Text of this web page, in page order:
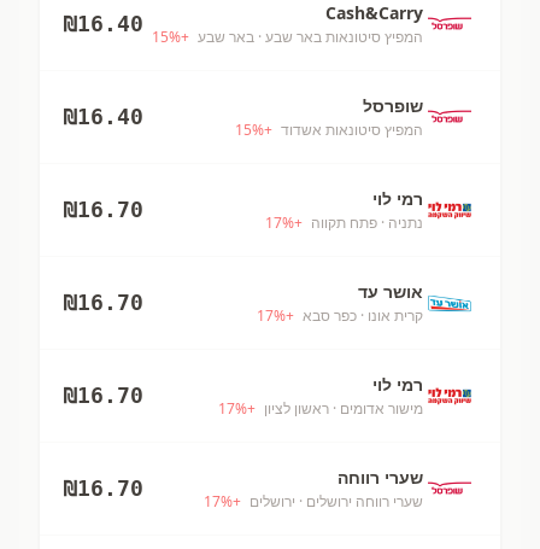
Cash&Carry
המפיץ סיטונאות באר שבע · באר שבע +
15%
₪16.40
שופרסל
המפיץ סיטונאות אשדוד +
15%
₪16.40
רמי לוי
נתניה · פתח תקווה +
17%
₪16.70
אושר עד
קרית אונו · כפר סבא +
17%
₪16.70
רמי לוי
מישור אדומים · ראשון לציון +
17%
₪16.70
שערי רווחה
שערי רווחה ירושלים · ירושלים +
17%
₪16.70